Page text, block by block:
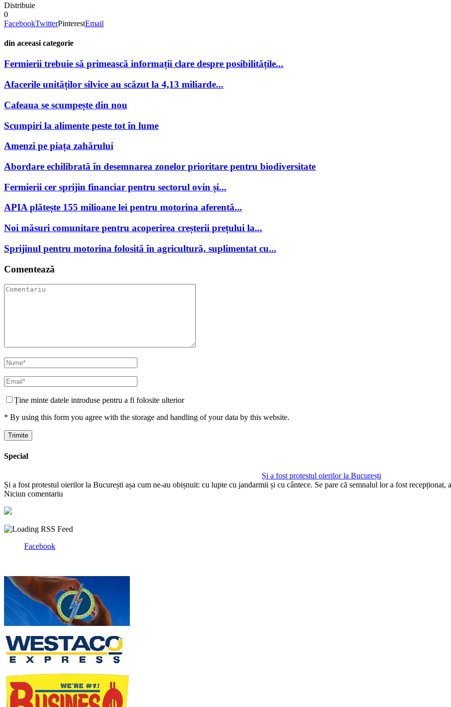
Distribuie
0
FacebookTwitterPinterestEmail
din aceeasi categorie
Fermierii trebuie să primească informații clare despre posibilitățile...
Afacerile unităților silvice au scăzut la 4,13 miliarde...
Cafeaua se scumpește din nou
Scumpiri la alimente peste tot în lume
Amenzi pe piața zahărului
Abordare echilibrată în desemnarea zonelor prioritare pentru biodiversitate
Fermierii cer sprijin financiar pentru sectorul ovin și...
APIA plătește 155 milioane lei pentru motorina aferentă...
Noi măsuri comunitare pentru acoperirea creșterii prețului la...
Sprijinul pentru motorina folosită în agricultură, suplimentat cu...
Comentează
Ține minte datele introduse pentru a fi folosite ulterior
* By using this form you agree with the storage and handling of your data by this website.
Special
Și a fost protestul oierilor la București
Și a fost protestul oierilor la București așa cum ne-au obișnuit: cu lupte cu jandarmii și cu cântece. Se pare că semnalul lor a fost recepționat,
Niciun comentariu
Facebook